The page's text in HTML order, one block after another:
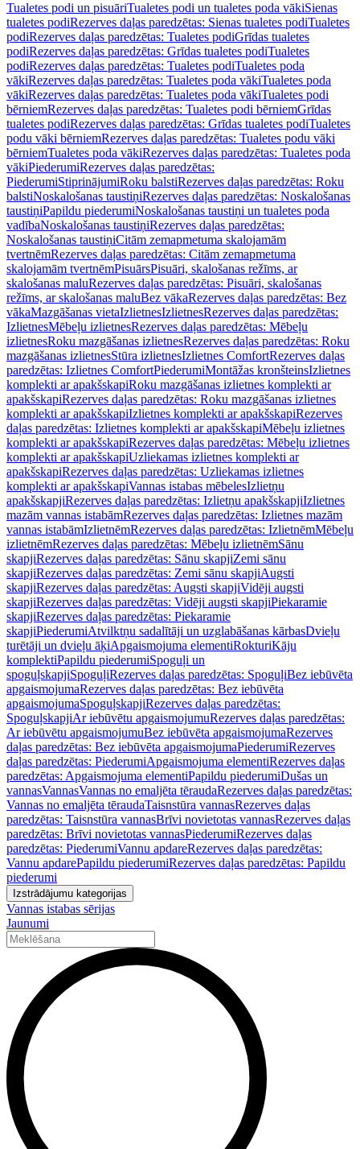
Tualetes podi un pisuāriTualetes podi un tualetes poda vākiSienas
tualetes podiRezerves daļas paredzētas: Sienas tualetes podiTualetes
podiRezerves daļas paredzētas: Tualetes podiGrīdas tualetes
podiRezerves daļas paredzētas: Grīdas tualetes podiTualetes
podiRezerves daļas paredzētas: Tualetes podiTualetes poda
vākiRezerves daļas paredzētas: Tualetes poda vākiTualetes poda
vākiRezerves daļas paredzētas: Tualetes poda vākiTualetes podi
bērniemRezerves daļas paredzētas: Tualetes podi bērniemGrīdas
tualetes podiRezerves daļas paredzētas: Grīdas tualetes podiTualetes
podu vāki bērniemRezerves daļas paredzētas: Tualetes podu vāki
bērniemTualetes poda vākiRezerves daļas paredzētas: Tualetes poda
vākiPiederumiRezerves daļas paredzētas:
PiederumiStiprinājumiRoku balstiRezerves daļas paredzētas: Roku
balstiNoskalošanas taustiņiRezerves daļas paredzētas: Noskalošanas
taustiņiPapildu piederumiNoskalošanas taustiņi un tualetes poda
vadībaNoskalošanas taustiņiRezerves daļas paredzētas:
Noskalošanas taustiņiCitām zemapmetuma skalojamām
tvertnēmRezerves daļas paredzētas: Citām zemapmetuma
skalojamām tvertnēmPisuārsPisuāri, skalošanas režīms, ar
skalošanas maluRezerves daļas paredzētas: Pisuāri, skalošanas
režīms, ar skalošanas maluBez vākaRezerves daļas paredzētas: Bez
vākaMazgāšanas vietaIzlietnesIzlietnesRezerves daļas paredzētas:
IzlietnesMēbeļu izlietnesRezerves daļas paredzētas: Mēbeļu
izlietnesRoku mazgāšanas izlietnesRezerves daļas paredzētas: Roku
mazgāšanas izlietnesStūra izlietnesIzlietnes ComfortRezerves daļas
paredzētas: Izlietnes ComfortPiederumiMontāžas kronšteinsIzlietnes
komplekti ar apakšskapiRoku mazgāšanas izlietnes komplekti ar
apakšskapiRezerves daļas paredzētas: Roku mazgāšanas izlietnes
komplekti ar apakšskapiIzlietnes komplekti ar apakšskapiRezerves
daļas paredzētas: Izlietnes komplekti ar apakšskapiMēbeļu izlietnes
komplekti ar apakšskapiRezerves daļas paredzētas: Mēbeļu izlietnes
komplekti ar apakšskapiUzliekamas izlietnes komplekti ar
apakšskapiRezerves daļas paredzētas: Uzliekamas izlietnes
komplekti ar apakšskapiVannas istabas mēbelesIzlietņu
apakšskapjiRezerves daļas paredzētas: Izlietņu apakšskapjiIzlietnes
mazām vannas istabāmRezerves daļas paredzētas: Izlietnes mazām
vannas istabāmIzlietnēmRezerves daļas paredzētas: IzlietnēmMēbeļu
izlietnēmRezerves daļas paredzētas: Mēbeļu izlietnēmSānu
skapjiRezerves daļas paredzētas: Sānu skapjiZemi sānu
skapjiRezerves daļas paredzētas: Zemi sānu skapjiAugsti
skapjiRezerves daļas paredzētas: Augsti skapjiVidēji augsti
skapjiRezerves daļas paredzētas: Vidēji augsti skapjiPiekaramie
skapjiRezerves daļas paredzētas: Piekaramie
skapjiPiederumiAtvilktņu sadalītāji un uzglabāšanas kārbasDvieļu
turētāji un dvieļu āķiApgaismojuma elementiRokturiKāju
komplektiPapildu piederumiSpoguļi un
spoguļskapjiSpoguļiRezerves daļas paredzētas: SpoguļiBez iebūvēta
apgaismojumaRezerves daļas paredzētas: Bez iebūvēta
apgaismojumaSpoguļskapjiRezerves daļas paredzētas:
SpoguļskapjiAr iebūvētu apgaismojumuRezerves daļas paredzētas:
Ar iebūvētu apgaismojumuBez iebūvēta apgaismojumaRezerves
daļas paredzētas: Bez iebūvēta apgaismojumaPiederumiRezerves
daļas paredzētas: PiederumiApgaismojuma elementiRezerves daļas
paredzētas: Apgaismojuma elementiPapildu piederumiDušas un
vannasVannasVannas no emaljēta tēraudaRezerves daļas paredzētas:
Vannas no emaljēta tēraudaTaisnstūra vannasRezerves daļas
paredzētas: Taisnstūra vannasBrīvi novietotas vannasRezerves daļas
paredzētas: Brīvi novietotas vannasPiederumiRezerves daļas
paredzētas: PiederumiVannu apdareRezerves daļas paredzētas:
Vannu apdarePapildu piederumiRezerves daļas paredzētas: Papildu
piederumi
Izstrādājumu kategorijas
Vannas istabas sērijas
Jaunumi